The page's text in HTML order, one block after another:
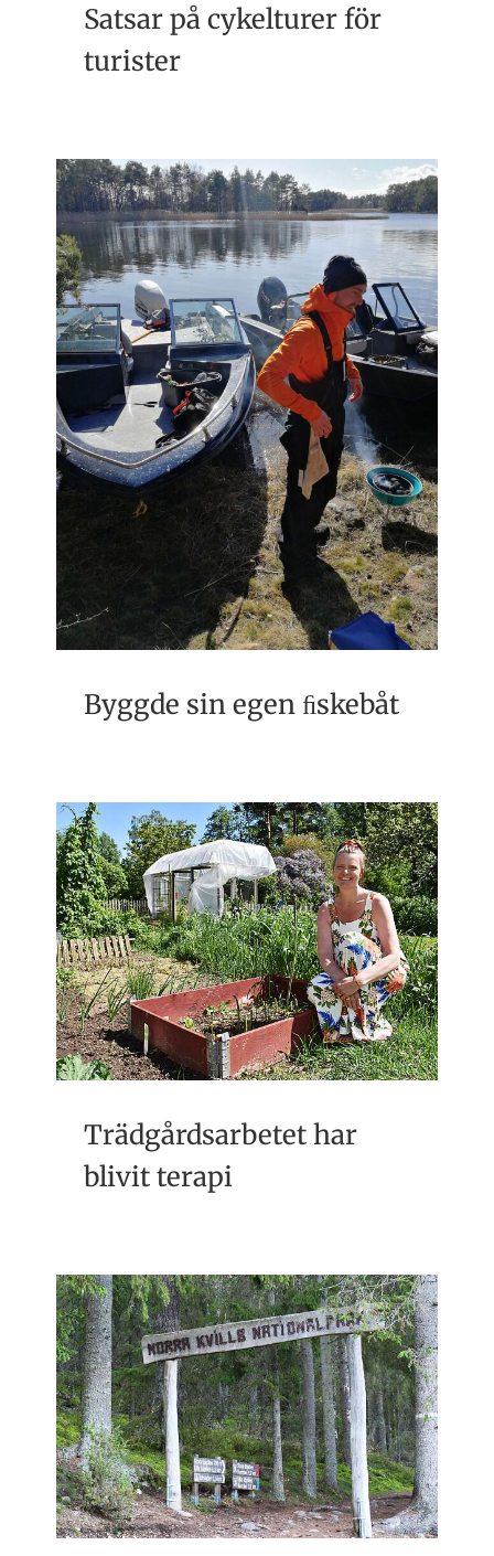
Satsar på cykelturer för
turister
Byggde sin egen ﬁskebåt
Trädgårdsarbetet har
blivit terapi